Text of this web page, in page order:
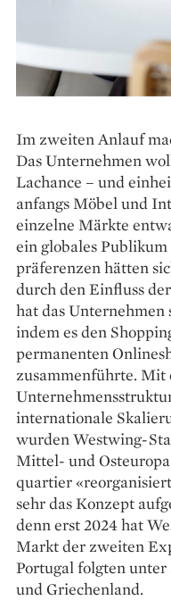
Im zweiten Anlauf
Das Unternehmen
Lachance – und
anfangs Möbel und
einzelne Märkte
ein globales
präferenzen hätten
durch den Ein­fluss
hat das
indem es den
permanenten
zusammenführte.
internationale
wurden Westwing-
Mittel- und
quartier
sehr das Kon­zept
denn erst 2024 hat
Markt der zweiten
Portugal folgten
und Griechenland.